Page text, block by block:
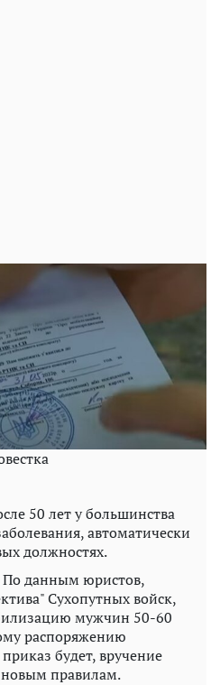
50 лет у большинства
автоматически
должностях.
По данным юристов,
Сухопутных войск,
мужчин 50-60
распоряжению
будет, вручение
новым правилам.